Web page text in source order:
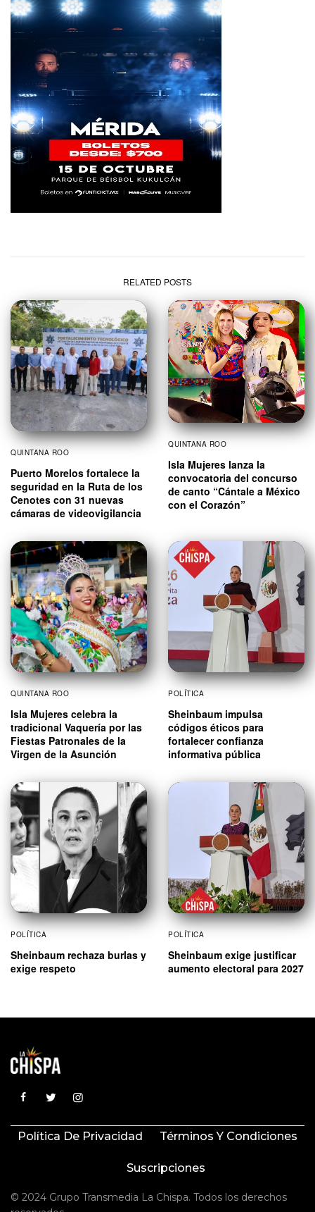
RELATED POSTS
QUINTANA ROO
Puerto Morelos fortalece la
seguridad en la Ruta de los
Cenotes con 31 nuevas
cámaras de videovigilancia
QUINTANA ROO
Isla Mujeres lanza la
convocatoria del concurso
de canto “Cántale a México
con el Corazón”
QUINTANA ROO
Isla Mujeres celebra la
tradicional Vaquería por las
Fiestas Patronales de la
Virgen de la Asunción
POLÍTICA
Sheinbaum impulsa
códigos éticos para
fortalecer confianza
informativa pública
POLÍTICA
Sheinbaum rechaza burlas y
exige respeto
POLÍTICA
Sheinbaum exige justificar
aumento electoral para 2027
Política De Privacidad Términos Y Condiciones
Suscripciones
© 2024 Grupo Transmedia La Chispa. Todos los derechos